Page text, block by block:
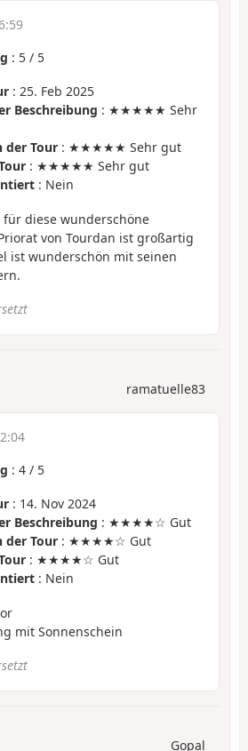
: 5 / 5
: 25. Feb 2025
Beschreibung : ★★★★★ Sehr
der Tour : ★★★★★ Sehr gut
: ★★★★★ Sehr gut
: Nein
diese wunderschöne
von Tourdan ist großartig
ist wunderschön mit seinen
ramatuelle83
: 4 / 5
: 14. Nov 2024
Beschreibung : ★★★★☆ Gut
der Tour : ★★★★☆ Gut
: ★★★★☆ Gut
: Nein
mit Sonnenschein
Gopal